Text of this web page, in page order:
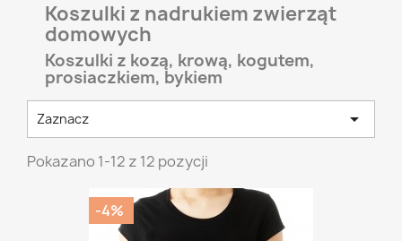
Koszulki z nadrukiem zwierząt
domowych
Koszulki z kozą, krową, kogutem,
prosiaczkiem, bykiem
Zaznacz 
Pokazano 1-12 z 12 pozycji
-4%